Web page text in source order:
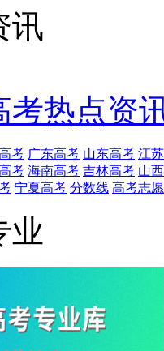
讯
考热点资
考 广东高考 山东高考 江
考 海南高考 吉林高考 山
宁夏高考 分数线 高考志愿
业